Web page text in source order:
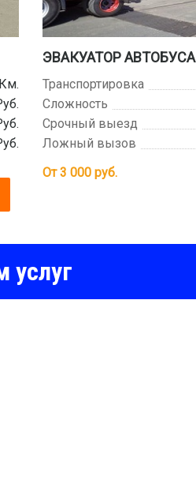
ЭВАКУАТОР АВТОБУСА
Транспортировка
Сложность
Срочный выезд
Ложный вызов
От3 000руб.